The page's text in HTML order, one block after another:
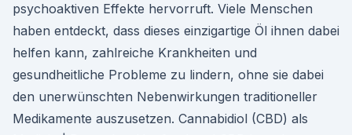
psychoaktiven Effekte hervorruft. Viele Menschen
haben entdeckt, dass dieses einzigartige Öl ihnen dabei
helfen kann, zahlreiche Krankheiten und
gesundheitliche Probleme zu lindern, ohne sie dabei
den unerwünschten Nebenwirkungen traditioneller
Medikamente auszusetzen. Cannabidiol (CBD) als